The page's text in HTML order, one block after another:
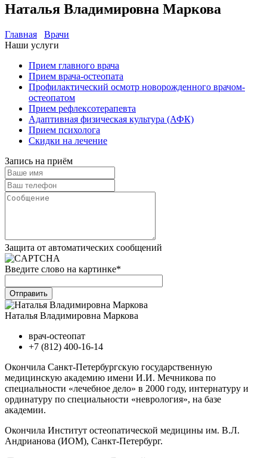
Наталья Владимировна Маркова
Главная
Врачи
Наши услуги
Прием главного врача
Прием врача-остеопата
Профилактический осмотр новорожденного врачом-
остеопатом
Прием рефлексотерапевта
Адаптивная физическая культура (АФК)
Прием психолога
Скидки на лечение
Запись на приём
Защита от автоматических сообщений
Введите слово на картинке*
Отправить
Наталья Владимировна Маркова
врач-остеопат
+7 (812) 400-16-14
Окончила Санкт-Петербургскую государственную
медицинскую академию имени И.И. Мечникова по
специальности «лечебное дело» в 2000 году, интернатуру и
ординатуру по специальности «неврология», на базе
академии.
Окончила Институт остеопатической медицины им. В.Л.
Андрианова (ИОМ), Санкт-Петербург.